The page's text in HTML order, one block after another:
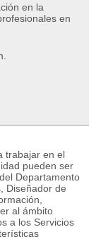
en la
en
trabajar en el
pueden ser
Departamento
Diseñador de
al ámbito
a los Servicios